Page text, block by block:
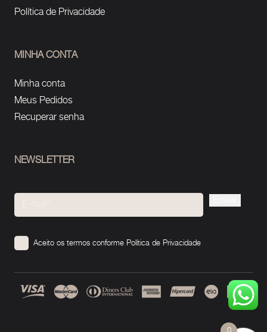
Política de Privacidade
MINHA CONTA
Minha conta
Meus Pedidos
Recuperar senha
NEWSLETTER
Aceito os termos conforme Política de Privacidade